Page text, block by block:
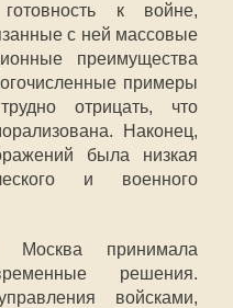
к войне,
с ней массовые
преимущества
примеры
отрицать, что
Наконец,
была низкая
и военного
Москва принимала
решения.
войсками,